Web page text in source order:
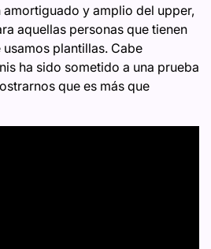
y amplio del upper,
aquellas personas que tienen
plantillas. Cabe
ha sido sometido a una prueba
que es más que